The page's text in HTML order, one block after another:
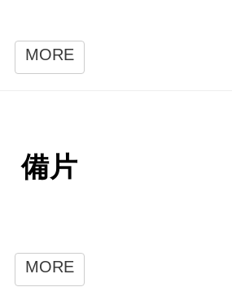
MORE
備片
MORE